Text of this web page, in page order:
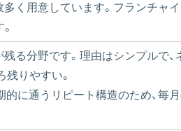
く用意しています。フランチャ
る分野です。理由はシンプルで
りやすい。
に通うリピート構造のため、毎